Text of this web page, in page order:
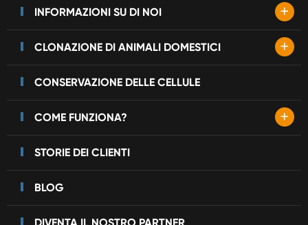
INFORMAZIONI SU DI NOI +
CLONAZIONE DI ANIMALI DOMESTICI +
CONSERVAZIONE DELLE CELLULE
COME FUNZIONA? +
STORIE DEI CLIENTI
BLOG